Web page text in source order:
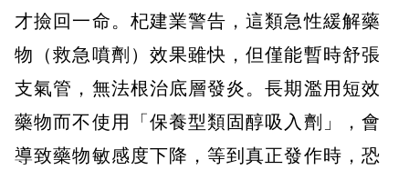
才撿回一命。杞建業警告，這類急性緩解藥
物（救急噴劑）效果雖快，但僅能暫時舒張
支氣管，無法根治底層發炎。長期濫用短效
藥物而不使用「保養型類固醇吸入劑」，會
導致藥物敏感度下降，等到真正發作時，恐